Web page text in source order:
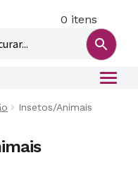
c
0 itens
Insetos/Animais